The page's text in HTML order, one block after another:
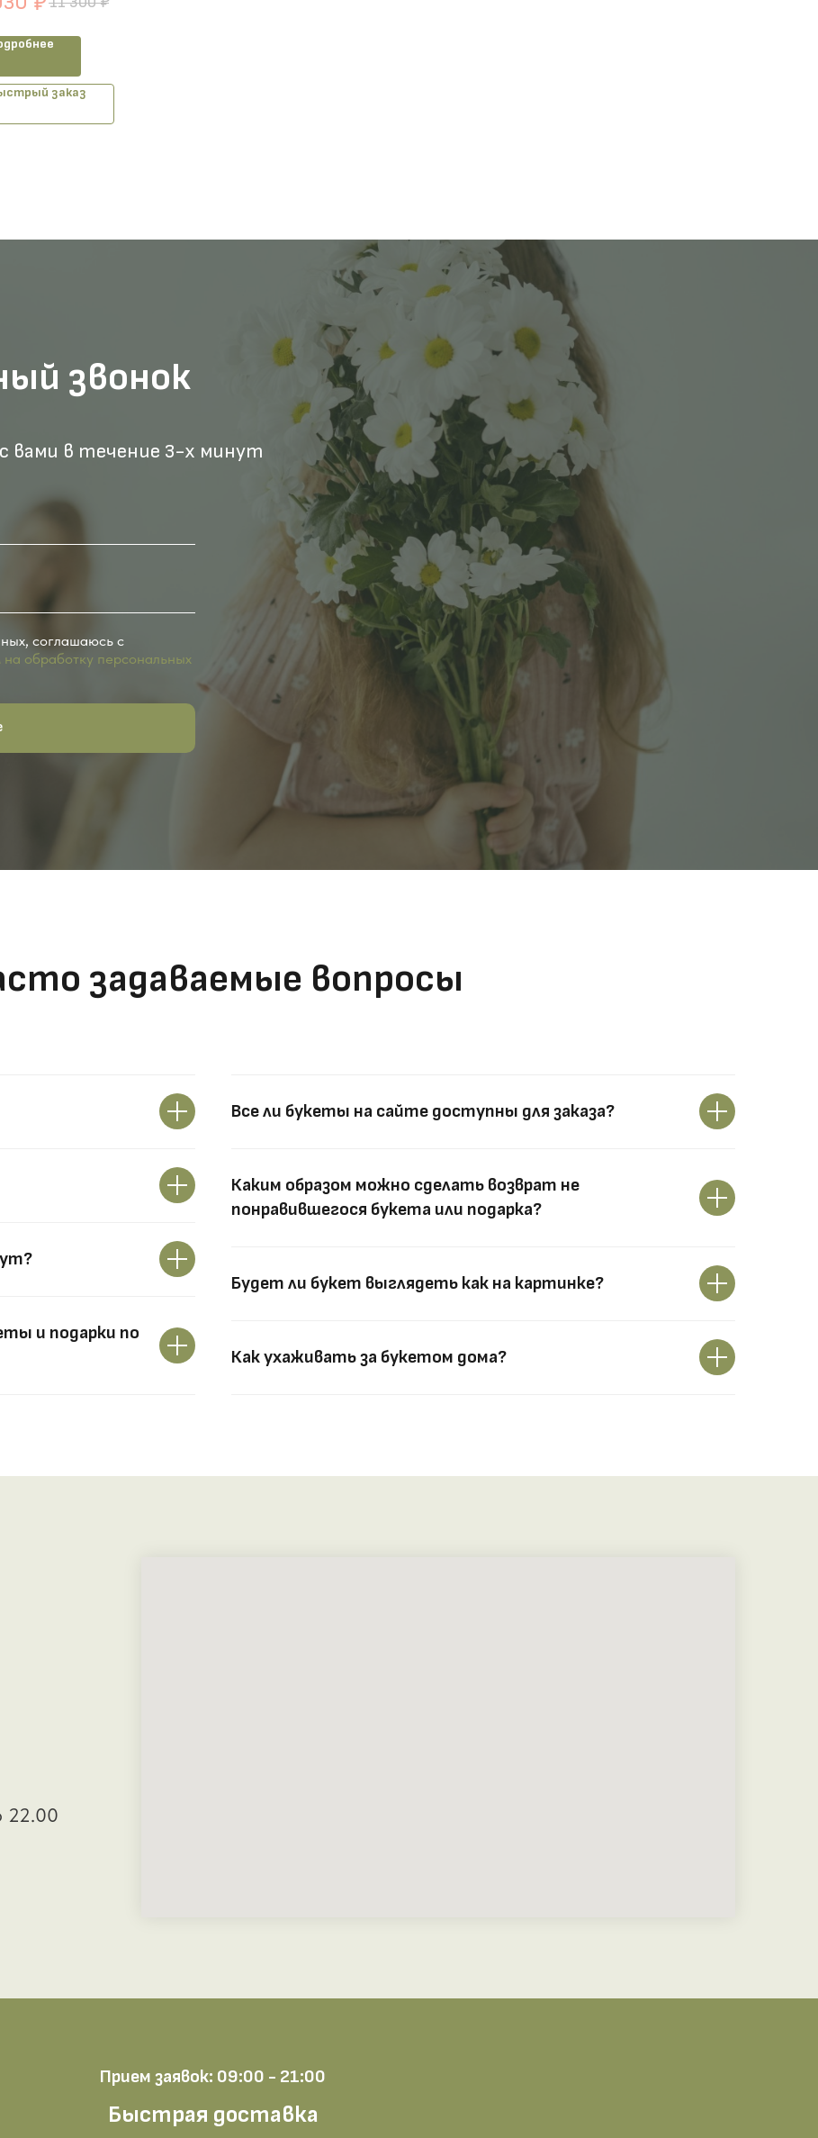
заказ
звонок
вами в течение 3-х минут
соглашаюсь с
на обработку персональных
задаваемые вопросы
и подарки по
Все ли букеты на сайте доступны для заказа?
Каким образом можно сделать возврат не
понравившегося букета или подарка?
Будет ли букет выглядеть как на картинке?
Как ухаживать за букетом дома?
22.00
Прием заявок: 09:00 - 21:00
Быстрая доставка